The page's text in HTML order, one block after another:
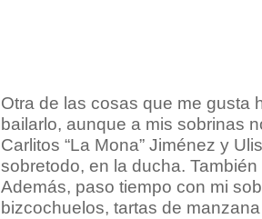
Otra de las cosas que me gusta
bailarlo, aunque a mis sobrinas
Carlitos “La Mona” Jiménez y
sobretodo, en la ducha.
Además, paso tiempo con mi
bizcochuelos, tartas de